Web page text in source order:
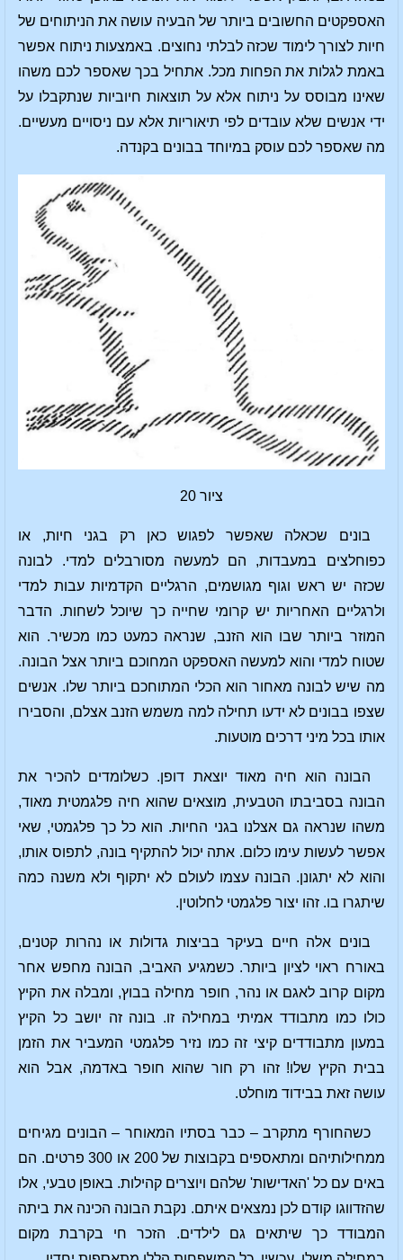
האספקטים החשובים ביותר של הבעיה עושה את הניתוחים של
חיות לצורך לימוד שכזה לבלתי נחוצים. באמצעות ניתוח אפשר
באמת לגלות את הפחות מכל. אתחיל בכך שאספר לכם משהו
שאינו מבוסס על ניתוח אלא על תוצאות חיוביות שנתקבלו על
ידי אנשים שלא עובדים לפי תיאוריות אלא עם ניסויים מעשיים.
מה שאספר לכם עוסק במיוחד בבונים בקנדה.
ציור 20
בונים שכאלה שאפשר לפגוש כאן רק בגני חיות, או
כפוחלצים במעבדות, הם למעשה מסורבלים למדי. לבונה
שכזה יש ראש וגוף מגושמים, הרגליים הקדמיות עבות למדי
ולרגליים האחריות יש קרומי שחייה כך שיוכל לשחות. הדבר
המוזר ביותר שבו הוא הזנב, שנראה כמעט כמו מכשיר. הוא
שטוח למדי והוא למעשה האספקט המחוכם ביותר אצל הבונה.
מה שיש לבונה מאחור הוא הכלי המתוחכם ביותר שלו. אנשים
שצפו בבונים לא ידעו תחילה למה משמש הזנב אצלם, והסבירו
אותו בכל מיני דרכים מוטעות.
הבונה הוא חיה מאוד יוצאת דופן. כשלומדים להכיר את
הבונה בסביבתו הטבעית, מוצאים שהוא חיה פלגמטית מאוד,
משהו שנראה גם אצלנו בגני החיות. הוא כל כך פלגמטי, שאי
אפשר לעשות עימו כלום. אתה יכול להתקיף בונה, לתפוס אותו,
והוא לא יתגונן. הבונה עצמו לעולם לא יתקוף ולא משנה כמה
שיתגרו בו. זהו יצור פלגמטי לחלוטין.
בונים אלה חיים בעיקר בביצות גדולות או נהרות קטנים,
באורח ראוי לציון ביותר. כשמגיע האביב, הבונה מחפש אחר
מקום קרוב לאגם או נהר, חופר מחילה בבוץ, ומבלה את הקיץ
כולו כמו מתבודד אמיתי במחילה זו. בונה זה יושב כל הקיץ
במעון מתבודדים קיצי זה כמו נזיר פלגמטי המעביר את הזמן
בבית הקיץ שלו! זהו רק חור שהוא חופר באדמה, אבל הוא
עושה זאת בבידוד מוחלט.
כשהחורף מתקרב – כבר בסתיו המאוחר – הבונים מגיחים
ממחילותיהם ומתאספים בקבוצות של 200 או 300 פרטים. הם
באים עם כל 'האדישות' שלהם ויוצרים קהילות. באופן טבעי, אלו
שהזדווגו קודם לכן נמצאים איתם. נקבת הבונה הכינה את ביתה
המבודד כך שיתאים גם לילדים. הזכר חי בקרבת מקום